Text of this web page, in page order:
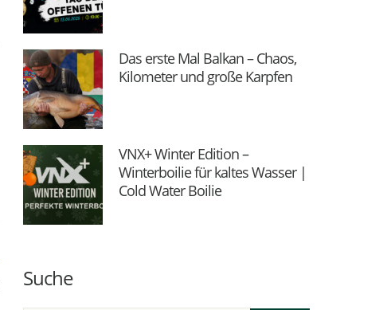
Das erste Mal Balkan – Chaos,
Kilometer und große Karpfen
VNX+ Winter Edition –
Winterboilie für kaltes Wasser |
Cold Water Boilie
Suche